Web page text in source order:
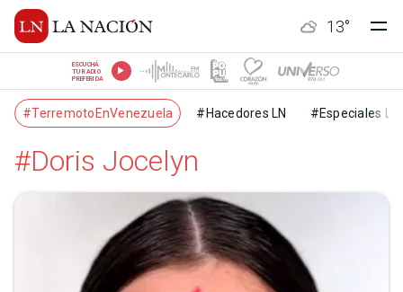
13°
ESCUCHÁ
TU RADIO
PREFERIDA
#TerremotoEnVenezuela #Hacedores LN #Especiales LN
#Doris Jocelyn